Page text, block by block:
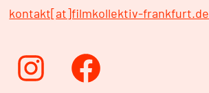
kontakt[at]filmkollektiv-frankfurt.de
InstagramFacebook